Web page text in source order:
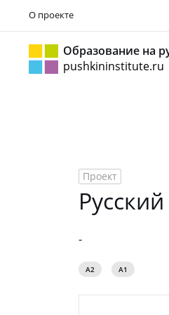
О проекте
Образование на
pushkininstitute.ru
Проект
-
A2 A1